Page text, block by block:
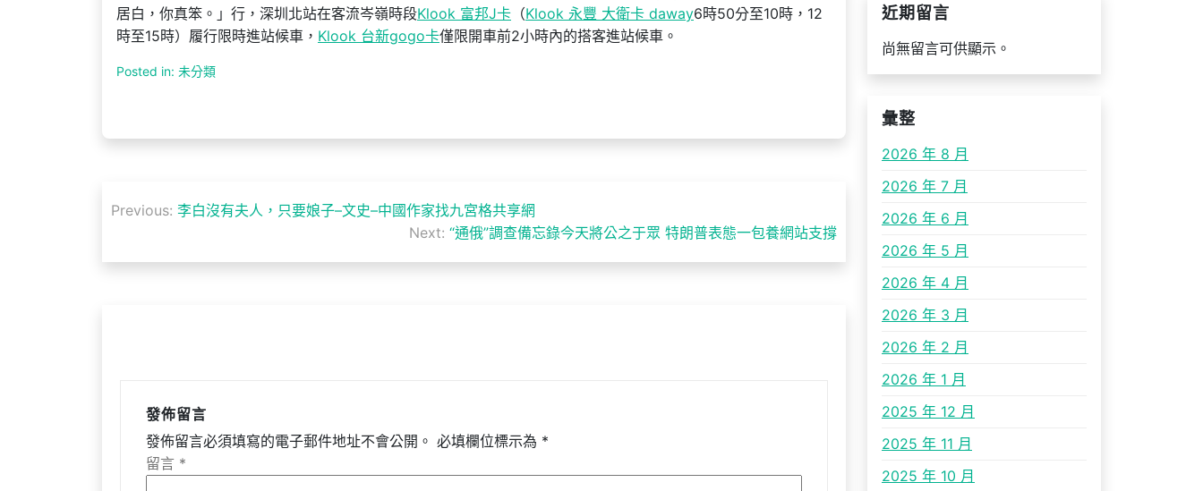
居白，你真笨。」行，深圳北站在客流岑嶺時段Klook 富邦J卡 （Klook 永豐 大衛卡 daway6時50分至10時，12
時至15時）履行限時進站候車， Klook 台新gogo卡僅限開車前2小時內的搭客進站候車。
Posted in: 未分類
文
導
Previous: 李白沒有夫人，只要娘子–文史–中國作家找九宮格共享網
Next: “通俄”調查備忘錄今天將公之于眾 特朗普表態一包養網站支撐
發佈留言
發佈留言必須填寫的電子郵件地址不會公開。 必填欄位標示為 *
留言 *
近期留言
尚無留言可供顯示。
彙整
2026 年 8 月
2026 年 7 月
2026 年 6 月
2026 年 5 月
2026 年 4 月
2026 年 3 月
2026 年 2 月
2026 年 1 月
2025 年 12 月
2025 年 11 月
2025 年 10 月